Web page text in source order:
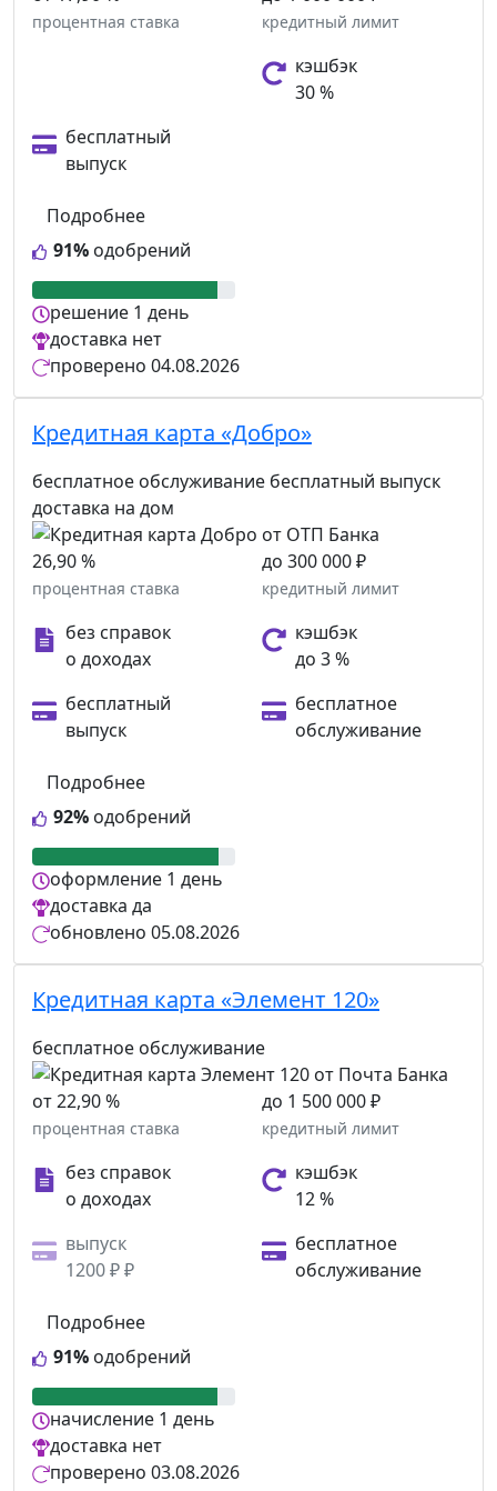
процентная ставка кредитный лимит
кэшбэк
30 %
бесплатный
выпуск
91% одобрений
Подробнее
решение 1 день
доставка нет
проверено 04.08.2026
Кредитная карта «Добро»
бесплатное обслуживание бесплатный выпуск
доставка на дом
26,90 %
процентная ставка
до 300 000 ₽
кредитный лимит
без справок
о доходах
кэшбэк
до 3 %
бесплатный
выпуск
бесплатное
обслуживание
92% одобрений
Подробнее
оформление 1 день
доставка да
обновлено 05.08.2026
Кредитная карта «Элемент 120»
бесплатное обслуживание
от 22,90 %
процентная ставка
до 1 500 000 ₽
кредитный лимит
без справок
о доходах
кэшбэк
12 %
выпуск
1200 ₽ ₽
бесплатное
обслуживание
91% одобрений
Подробнее
начисление 1 день
доставка нет
проверено 03.08.2026